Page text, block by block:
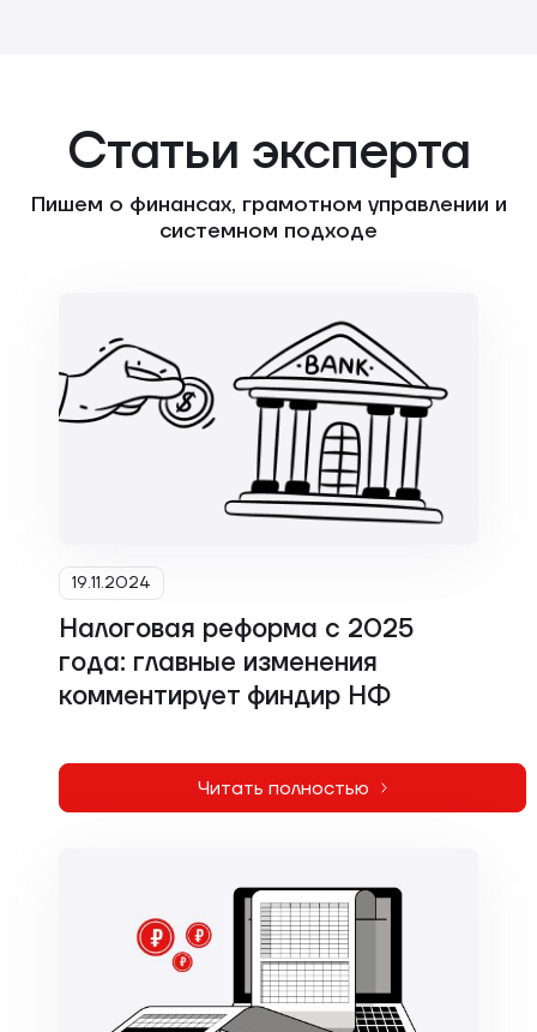
Статьи эксперта
Пишем о финансах, грамотном управлении и
системном подходе
19.11.2024
Налоговая реформа с 2025
года: главные изменения
комментирует финдир НФ
Читать полностью